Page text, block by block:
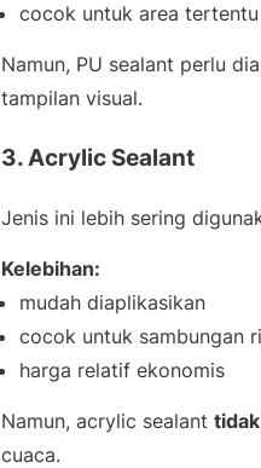
cocok untuk area
Namun, PU sealant perlu
tampilan visual.
3. Acrylic Sealant
Jenis ini lebih sering
Kelebihan:
mudah diaplikasikan
cocok untuk sambungan
harga relatif ekonomis
Namun, acrylic sealant
cuaca.